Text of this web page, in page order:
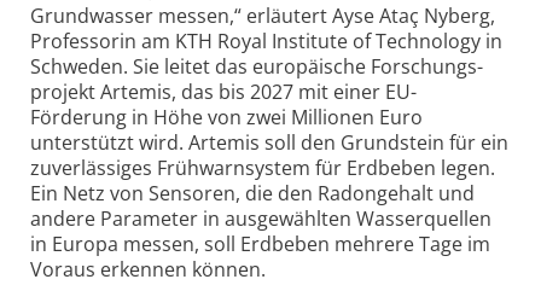
Grundwasser messen,“ erläutert Ayse Ataç Nyberg,
Professorin am KTH Royal Institute of Technology in
Schweden. Sie leitet das europäische Forschungs­
projekt Artemis, das bis 2027 mit einer EU-
Förderung in Höhe von zwei Millionen Euro
unterstützt wird. Artemis soll den Grundstein für ein
zuver­lässiges Frühwarn­system für Erdbeben legen.
Ein Netz von Sensoren, die den Radongehalt und
andere Parameter in ausgewählten Wasser­quellen
in Europa messen, soll Erdbeben mehrere Tage im
Voraus erkennen können.